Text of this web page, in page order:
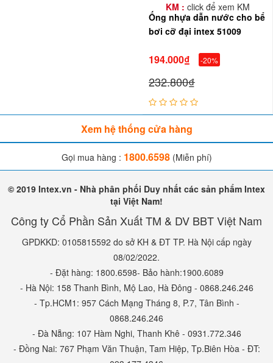
KM : click để xem KM
Ống nhựa dẫn nước cho bể
bơi cỡ đại intex 51009
194.000₫ -20%
232.800₫
Xem hệ thống cửa hàng
Gọi mua hàng : 1800.6598(Miễn phí)
© 2019 Intex.vn - Nhà phân phối Duy nhất các sản phẩm Intex
tại Việt Nam!
Công ty Cổ Phần Sản Xuất TM & DV BBT Việt Nam
GPDKKD: 0105815592 do sở KH & ĐT TP. Hà Nội cấp ngày
08/02/2022.
- Đặt hàng: 1800.6598- Bảo hành:1900.6089
- Hà Nội: 158 Thanh Bình, Mộ Lao, Hà Đông - 0868.246.246
- Tp.HCM1: 957 Cách Mạng Tháng 8, P.7, Tân Bình -
0868.246.246
- Đà Nẵng: 107 Hàm Nghi, Thanh Khê - 0931.772.346
- Đồng Nai: 767 Phạm Văn Thuận, Tam Hiệp, Tp.Biên Hòa - ĐT: